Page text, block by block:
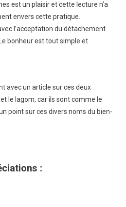
est un plaisir et cette lecture n’a
envers cette pratique.
l’acceptation du détachement
bonheur est tout simple et
avec un article sur ces deux
le lagom, car ils sont comme le
point sur ces divers noms du bien-
: